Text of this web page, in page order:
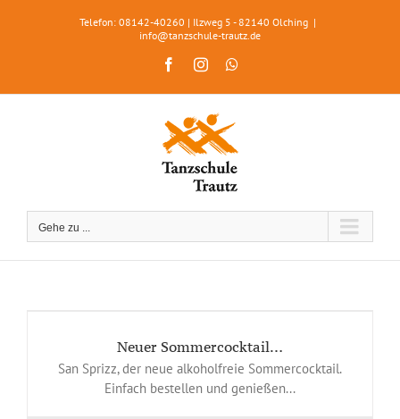
Telefon: 08142-40260 | Ilzweg 5 - 82140 Olching |
info@tanzschule-trautz.de
FacebookInstagram
Gehe zu ...
Neuer Sommercocktail…
San Sprizz, der neue alkoholfreie Sommercocktail.
Einfach bestellen und genießen...